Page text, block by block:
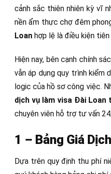
cảnh sắc thiên nhiên kỳ vĩ
nền ẩm thực chợ đêm
Loan hợp lệ là điều kiện
Hiện nay, bên cạnh chính
vẫn áp dụng quy trình kiểm
logic của hồ sơ công việc.
dịch vụ làm visa Đài Loan
chuyên viên hỗ trợ tư vấn
1 – Bảng Giá
Dựa trên quy định thu phí